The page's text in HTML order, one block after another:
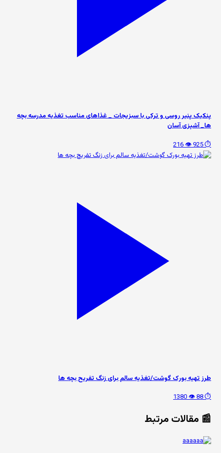
پنکیک پنیر روسی و ترکی با سبزیجات _ غذاهای مناسب تغذیه مدرسه بچه
ها_ آشپزی آسان
⏱️ 925
👁️ 216
طرز تهیه بورک گوشت/تغذیه سالم برای زنگ تفریح بچه ها
⏱️ 88
👁️ 1380
📰 مقالات مرتبط